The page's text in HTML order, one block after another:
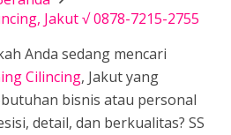
Jakut √ 0878-7215-2755
Anda sedang mencari
Cilincing, Jakut yang
bisnis atau personal
detail, dan berkualitas? SS